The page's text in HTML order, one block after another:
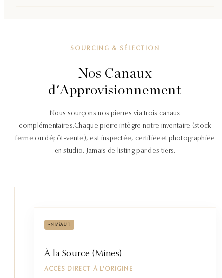
SOURCING & SÉLECTION
Nos Canaux
d'Approvisionnement
Nous sourçons nos pierres via trois canaux
complémentaires.Chaque pierre intègre notre inventaire (stock
ferme ou dépôt-vente), est inspectée, certifiée et photographiée
en studio. Jamais de listing par des tiers.
• NIVEAU 1
À la Source (Mines)
ACCÈS DIRECT À L'ORIGINE